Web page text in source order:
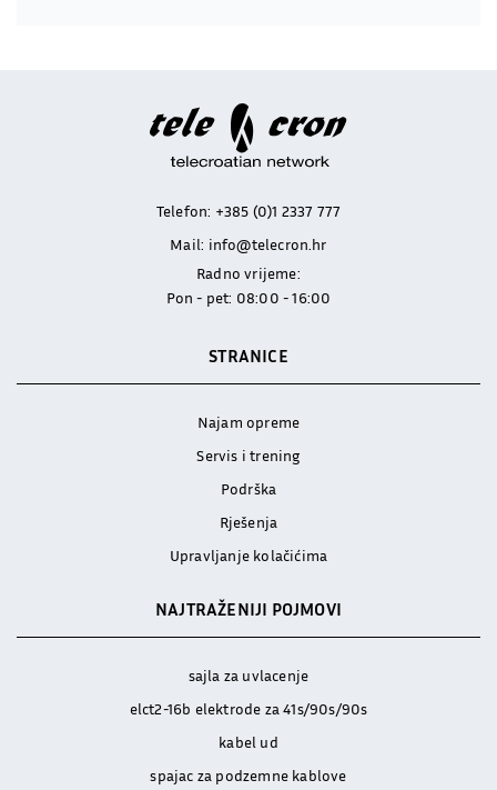
Telefon: +385 (0)1 2337 777
Mail: info@telecron.hr
Radno vrijeme:
Pon - pet: 08:00 - 16:00
STRANICE
Najam opreme
Servis i trening
Podrška
Rješenja
Upravljanje kolačićima
NAJTRAŽENIJI POJMOVI
sajla za uvlacenje
elct2-16b elektrode za 41s/90s/90s
kabel ud
spajac za podzemne kablove